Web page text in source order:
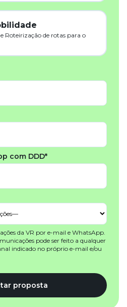
Roteirização de rotas para o
com DDD*
da VR por e-mail e WhatsApp.
pode ser feito a qualquer
indicado no próprio e-mail e/ou
proposta